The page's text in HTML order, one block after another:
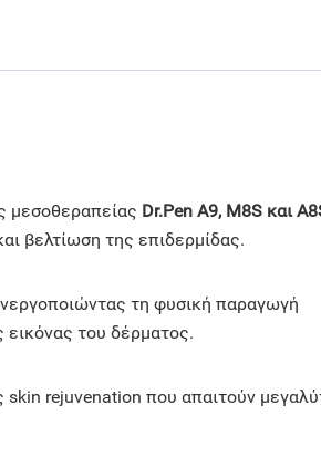
μεσοθεραπείας Dr.Pen A9, M8S και
βελτίωση της επιδερμίδας.
τη φυσική παραγωγή
εικόνας του δέρματος.
skin rejuvenation που απαιτούν